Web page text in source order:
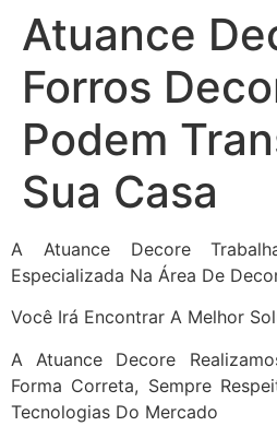
Atuance
Forros
Podem
Sua Casa
A Atuance Decore
Especializada Na Área De
Você Irá Encontrar A Melhor
A Atuance Decore
Forma Correta, Sempre
Tecnologias Do Mercado